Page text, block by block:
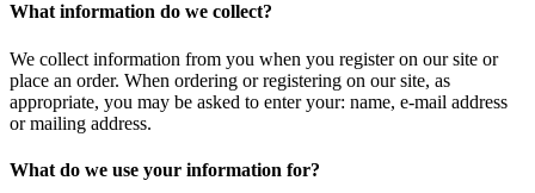
What information do we collect?
We collect information from you when you register on our site or
place an order. When ordering or registering on our site, as
appropriate, you may be asked to enter your: name, e-mail address
or mailing address.
What do we use your information for?